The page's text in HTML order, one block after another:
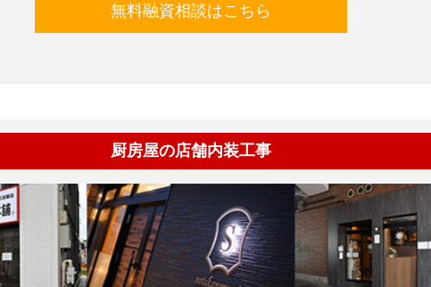
無料融資相談はこちら
厨房屋の店舗内装工事